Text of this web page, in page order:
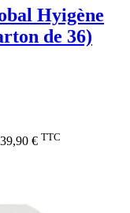
Hyigène
de 36)
39,90 € TTC